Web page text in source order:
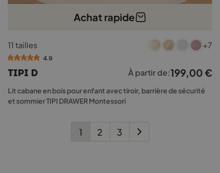
Achat rapide
produit
a
variations.
Les
options
11 tailles +7
4.9
TIPI D À partir de:199,00 €
Lit cabane en bois pour enfant avec tiroir, barrière de sécurité
et sommier TIPI DRAWER Montessori
1 2 3